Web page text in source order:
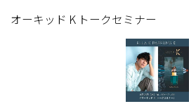
オーキッド K トークセミナー